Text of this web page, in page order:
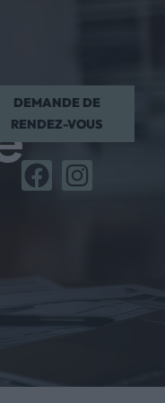
DEMANDE DE
RENDEZ-VOUS